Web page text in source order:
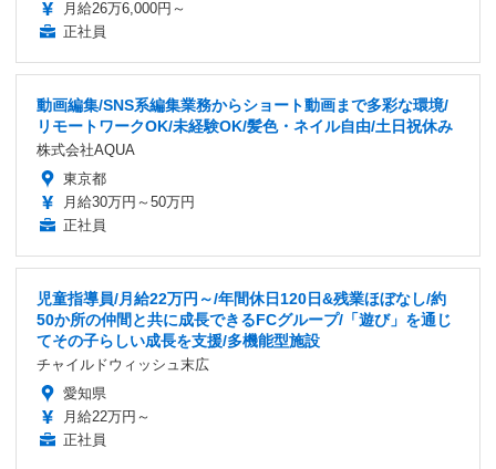
月給26万6,000円～
正社員
動画編集/SNS系編集業務からショート動画まで多彩な環境/
リモートワークOK/未経験OK/髪色・ネイル自由/土日祝休み
株式会社AQUA
東京都
月給30万円～50万円
正社員
児童指導員/月給22万円～/年間休日120日&残業ほぼなし/約
50か所の仲間と共に成長できるFCグループ/「遊び」を通じ
てその子らしい成長を支援/多機能型施設
チャイルドウィッシュ末広
愛知県
月給22万円～
正社員